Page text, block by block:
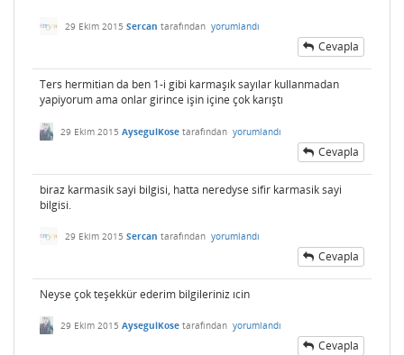
29 Ekim 2015 Sercan tarafından yorumlandı
Cevapla
Ters hermitian da ben 1-i gibi karmaşık sayılar kullanmadan
yapiyorum ama onlar girince işin içine çok karıştı
29 Ekim 2015 AysegulKose tarafından yorumlandı
Cevapla
biraz karmasik sayi bilgisi, hatta neredyse sifir karmasik sayi
bilgisi.
29 Ekim 2015 Sercan tarafından yorumlandı
Cevapla
Neyse çok teşekkür ederim bilgileriniz ıcin
29 Ekim 2015 AysegulKose tarafından yorumlandı
Cevapla